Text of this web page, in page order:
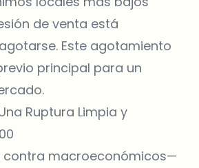
de venta está
Este agotamiento
principal para un
Ruptura Limpia y
contra macroeconómicos—